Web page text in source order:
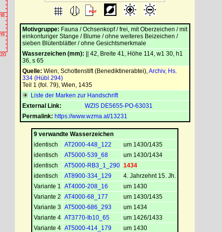
Motivgruppe: Fauna / Ochsenkopf / frei, mit Oberzeichen / mit
einkonturiger Stange / Blume / ohne weiteres Beizeichen /
sieben Blütenblätter / ohne Gesichtsmerkmale
Wasserzeichen (mm): || 42, Breite 41, Höhe 114, w1 30, h1
36, s 65
Quelle: Wien, Schottenstift (Benediktinerabtei),Archiv, Hs.
334 (Hübl 294)
Teil 1 (fol. 79), Wien, 1435
Liste der Marken zur Handschrift
External Link:
WZIS DE5655-PO-63031
Permalink: https://www.wzma.at/13231
9 verwandte Wasserzeichen
identisch
AT2000-448_122
um 1430/1435
identisch
AT5000-539_68
um 1430/1434
identisch
AT5000-RB3_1_290 1434
identisch
AT8900-334_129
4. Jahrzehnt 15. Jh.
Variante 1 AT4000-208_16
um 1430
Variante 2 AT4000-68_177
um 1430/1435
Variante 3 AT5000-686_293
um 1434
Variante 4 AT3770-Ib10_65
um 1426/1433
Variante 4 AT5000-414_179 um 1430